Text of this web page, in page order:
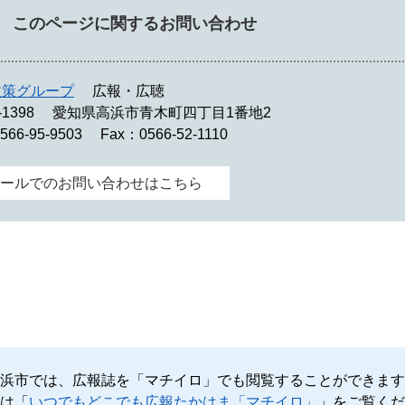
このページに関するお問い合わせ
グループ
広報・広聴
愛知県高浜市青木町四丁目1番地2
95-9503
Fax：0566-52-1110
ルでのお問い合わせはこちら
市では、広報誌を「マチイロ」でも閲覧することができます
「 いつでもどこでも広報たかはま「マチイロ」 」をご覧くだ